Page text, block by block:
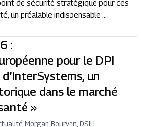
de sécurité stratégique pour ces
un préalable indispensable ...
:
pour le DPI
un
dans le marché
»
-Morgan Bourven, DSIH